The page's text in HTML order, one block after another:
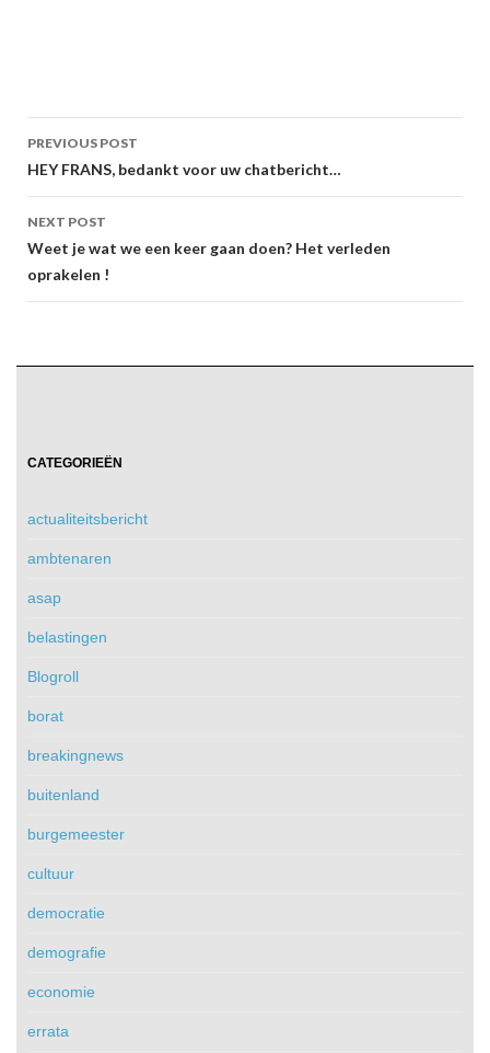
Post
navigation
PREVIOUS POST
HEY FRANS, bedankt voor uw chatbericht…
NEXT POST
Weet je wat we een keer gaan doen? Het verleden
oprakelen !
CATEGORIEËN
actualiteitsbericht
ambtenaren
asap
belastingen
Blogroll
borat
breakingnews
buitenland
burgemeester
cultuur
democratie
demografie
economie
errata